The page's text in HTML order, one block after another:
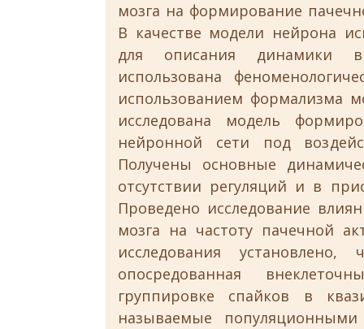
мозга на формирование
В качестве модели нейрона
для описания динамики
использована
использованием формализма
исследована модель
нейронной сети под
Получены основные
отсутствии регуляций и в
Проведено исследование
мозга на частоту пачечной
исследования
опосредованная
группировке спайков в
называемые